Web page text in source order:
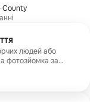
County
людей або
фотозйомка за